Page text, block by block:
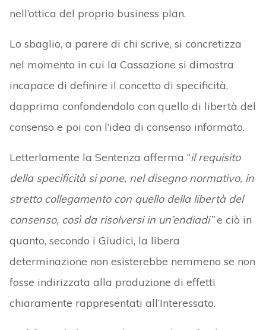
nell’ottica del proprio business plan.
Lo sbaglio, a parere di chi scrive, si concretizza
nel momento in cui la Cassazione si dimostra
incapace di definire il concetto di specificità,
dapprima confondendolo con quello di libertà del
consenso e poi con l’idea di consenso informato.
Letterlamente la Sentenza afferma “il requisito
della specificità si pone, nel disegno normativo, in
stretto collegamento con quello della libertà del
consenso, così da risolversi in un’endiadi”e ciò in
quanto, secondo i Giudici, la libera
determinazione non esisterebbe nemmeno se non
fosse indirizzata alla produzione di effetti
chiaramente rappresentati all’Interessato.